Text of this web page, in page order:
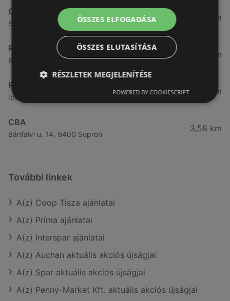
CBA
Somfalvi u. 14., 9400 Sopron
3,31 km
Reál
Besenyő u. 16., 9400 Sopron
3,32 km
Reál
Ibolya út 15., 9400 Sopron
3,41 km
CBA
Bánfalvi u. 14, 9400 Sopron
3,58 km
További linkek
A(z) Coop Tisza ajánlatai
A(z) Príma ajánlatai
A(z) Interspar ajánlatai
A(z) Auchan aktuális akciós újságjai
A(z) Spar aktuális akciós újságjai
A(z) Penny-Market Kft. aktuális akciós újságjai
ÖSSZES ELFOGADÁSA
ÖSSZES ELUTASÍTÁSA
RÉSZLETEK MEGJELENÍTÉSE
POWERED BY COOKIESCRIPT